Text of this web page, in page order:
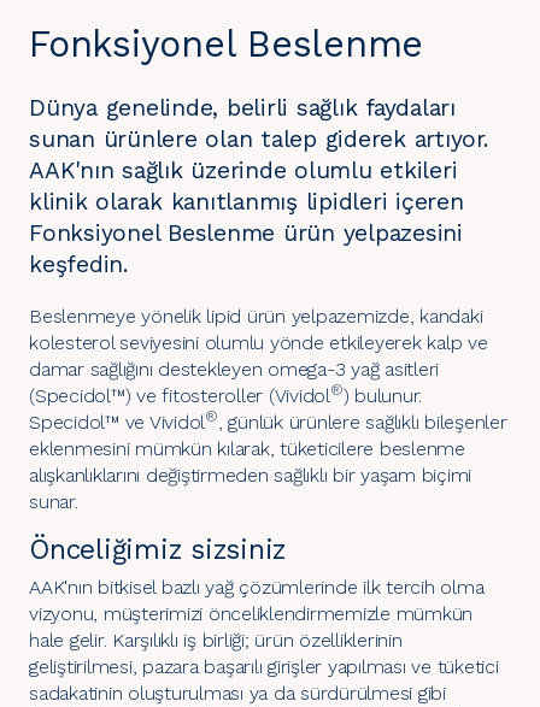
Fonksiyonel Beslenme
Dünya genelinde, belirli sağlık faydaları
sunan ürünlere olan talep giderek artıyor.
AAK'nın sağlık üzerinde olumlu etkileri
klinik olarak kanıtlanmış lipidleri içeren
Fonksiyonel Beslenme ürün yelpazesini
keşfedin.
Beslenmeye yönelik lipid ürün yelpazemizde, kandaki
kolesterol seviyesini olumlu yönde etkileyerek kalp ve
damar sağlığını destekleyen omega-3 yağ asitleri
(Specidol™) ve fitosteroller (Vividol®) bulunur.
Specidol™ ve Vividol®, günlük ürünlere sağlıklı bileşenler
eklenmesini mümkün kılarak, tüketicilere beslenme
alışkanlıklarını değiştirmeden sağlıklı bir yaşam biçimi
sunar.
Önceliğimiz sizsiniz
AAK'nın bitkisel bazlı yağ çözümlerinde ilk tercih olma
vizyonu, müşterimizi önceliklendirmemizle mümkün
hale gelir. Karşılıklı iş birliği; ürün özelliklerinin
geliştirilmesi, pazara başarılı girişler yapılması ve tüketici
sadakatinin oluşturulması ya da sürdürülmesi gibi